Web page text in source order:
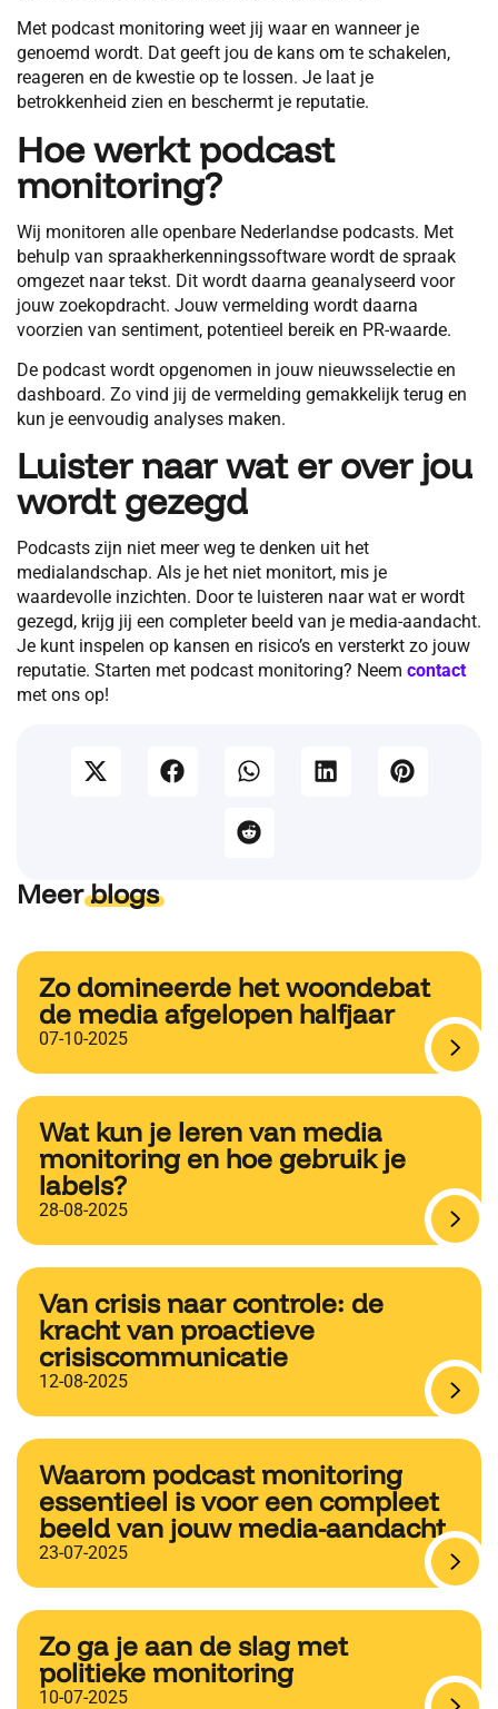
Met podcast monitoring weet jij waar en wanneer je
genoemd wordt. Dat geeft jou de kans om te schakelen,
reageren en de kwestie op te lossen. Je laat je
betrokkenheid zien en beschermt je reputatie.
Hoe werkt podcast
monitoring?
Wij monitoren alle openbare Nederlandse podcasts. Met
behulp van spraakherkenningssoftware wordt de spraak
omgezet naar tekst. Dit wordt daarna geanalyseerd voor
jouw zoekopdracht. Jouw vermelding wordt daarna
voorzien van sentiment, potentieel bereik en PR-waarde.
De podcast wordt opgenomen in jouw nieuwsselectie en
dashboard. Zo vind jij de vermelding gemakkelijk terug en
kun je eenvoudig analyses maken.
Luister naar wat er over jou
wordt gezegd
Podcasts zijn niet meer weg te denken uit het
medialandschap. Als je het niet monitort, mis je
waardevolle inzichten. Door te luisteren naar wat er wordt
gezegd, krijg jij een completer beeld van je media-aandacht.
Je kunt inspelen op kansen en risico’s en versterkt zo jouw
reputatie. Starten met podcast monitoring? Neem contact
met ons op!
Meerblogs
Zo domineerde het woondebat
de media afgelopen halfjaar
07-10-2025
Wat kun je leren van media
monitoring en hoe gebruik je
labels?
28-08-2025
Van crisis naar controle: de
kracht van proactieve
crisiscommunicatie
12-08-2025
Waarom podcast monitoring
essentieel is voor een compleet
beeld van jouw media-aandacht
23-07-2025
Zo ga je aan de slag met
politieke monitoring
10-07-2025